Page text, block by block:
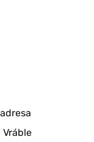
Vráble